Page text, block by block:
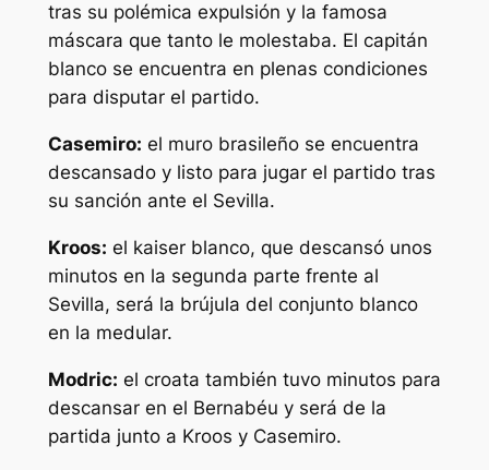
tras su polémica expulsión y la famosa
máscara que tanto le molestaba. El capitán
blanco se encuentra en plenas condiciones
para disputar el partido.
Casemiro: el muro brasileño se encuentra
descansado y listo para jugar el partido tras
su sanción ante el Sevilla.
Kroos: el kaiser blanco, que descansó unos
minutos en la segunda parte frente al
Sevilla, será la brújula del conjunto blanco
en la medular.
Modric: el croata también tuvo minutos para
descansar en el Bernabéu y será de la
partida junto a Kroos y Casemiro.